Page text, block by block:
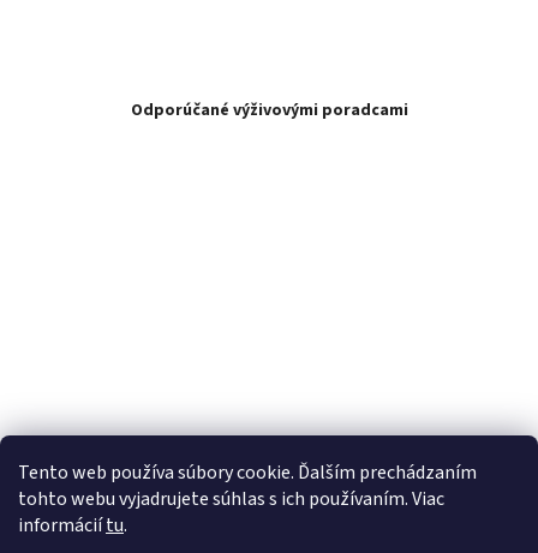
Tento web používa súbory cookie. Ďalším prechádzaním
tohto webu vyjadrujete súhlas s ich používaním. Viac
informáciítu.
Odporúčané výživovými poradcami